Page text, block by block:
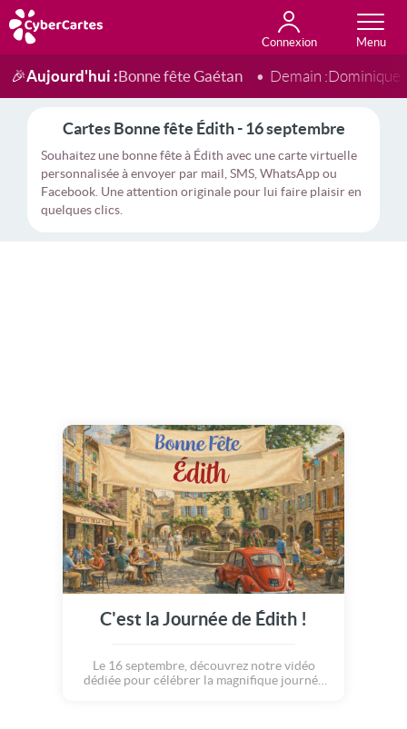
Connexion
Anniversaire
Fête du jour
Amour
Amitié
Merci
Toutes les cartes
🎉Aujourd'hui :Bonne fête Gaétan Demain :Dominique
Cartes Bonne fête Édith - 16 septembre
Souhaitez une bonne fête à Édith avec une carte virtuelle
personnalisée à envoyer par mail, SMS, WhatsApp ou
Facebook. Une attention originale pour lui faire plaisir en
quelques clics.
C'est la Journée de Édith !
Le 16 septembre, découvrez notre vidéo
dédiée pour célébrer la magnifique journée